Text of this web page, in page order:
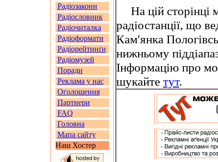
Радіозакони
Радіословник
Радіочиталка
Радіоформати
Радіорейтинґи
Радіомузей
Поради
Реклама у нас
Оголошення
Партнери
FAQ
Головна
Мапа сайту
Наш Хостер
На цій сторінці
радіостанції, що
Кам'янка
нижньому
Інформацію про
шукайте тут.